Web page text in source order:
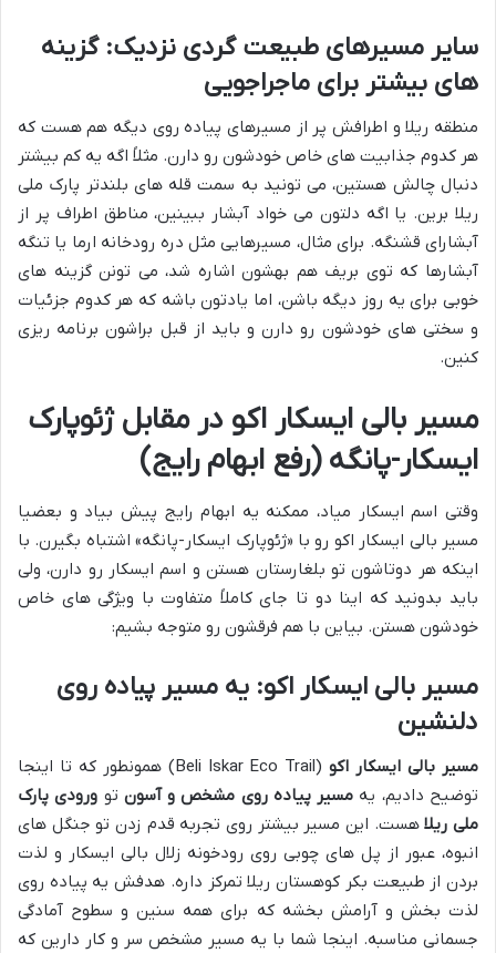
سایر مسیرهای طبیعت گردی نزدیک: گزینه
های بیشتر برای ماجراجویی
منطقه ریلا و اطرافش پر از مسیرهای پیاده روی دیگه هم هست که
هر کدوم جذابیت های خاص خودشون رو دارن. مثلاً اگه یه کم بیشتر
دنبال چالش هستین، می تونید به سمت قله های بلندتر پارک ملی
ریلا برین. یا اگه دلتون می خواد آبشار ببینین، مناطق اطراف پر از
آبشارای قشنگه. برای مثال، مسیرهایی مثل دره رودخانه ارما یا تنگه
آبشارها که توی بریف هم بهشون اشاره شد، می تونن گزینه های
خوبی برای یه روز دیگه باشن، اما یادتون باشه که هر کدوم جزئیات
و سختی های خودشون رو دارن و باید از قبل براشون برنامه ریزی
کنین.
مسیر بالی ایسکار اکو در مقابل ژئوپارک
ایسکار-پانگه (رفع ابهام رایج)
وقتی اسم ایسکار میاد، ممکنه یه ابهام رایج پیش بیاد و بعضیا
مسیر بالی ایسکار اکو رو با «ژئوپارک ایسکار-پانگه» اشتباه بگیرن. با
اینکه هر دوتاشون تو بلغارستان هستن و اسم ایسکار رو دارن، ولی
باید بدونید که اینا دو تا جای کاملاً متفاوت با ویژگی های خاص
خودشون هستن. بیاین با هم فرقشون رو متوجه بشیم:
مسیر بالی ایسکار اکو: یه مسیر پیاده روی
دلنشین
مسیر بالی ایسکار اکو
(Beli Iskar Eco Trail) همونطور که تا اینجا
توضیح دادیم، یه مسیر پیاده روی مشخص و آسون تو ورودی پارک
ملی ریلاهست. این مسیر بیشتر روی تجربه قدم زدن تو جنگل های
انبوه، عبور از پل های چوبی روی رودخونه زلال بالی ایسکار و لذت
بردن از طبیعت بکر کوهستان ریلا تمرکز داره. هدفش یه پیاده روی
لذت بخش و آرامش بخشه که برای همه سنین و سطوح آمادگی
جسمانی مناسبه. اینجا شما با یه مسیر مشخص سر و کار دارین که